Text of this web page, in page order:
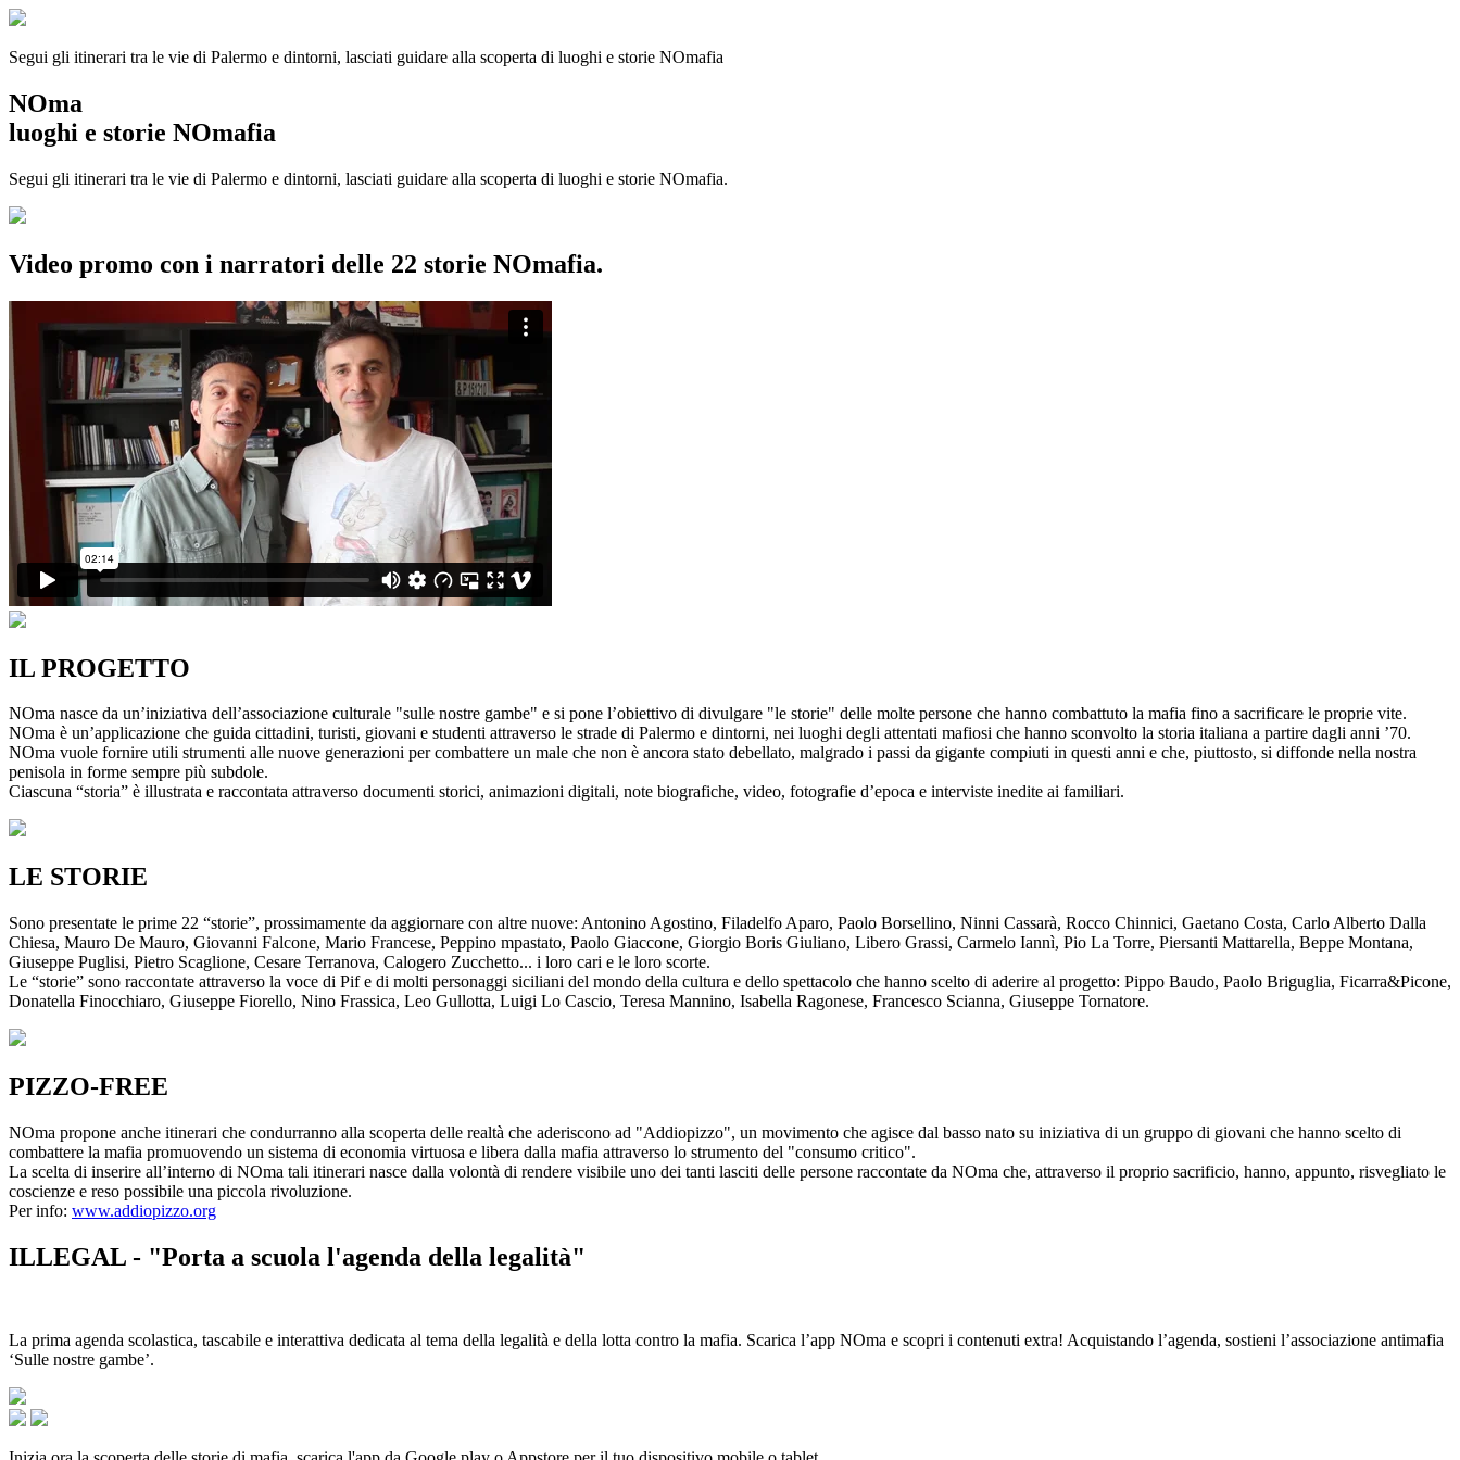
Segui gli itinerari tra le vie di Palermo e dintorni, lasciati guidare alla scoperta di luoghi e storie NOmafia
NOma
luoghi e storie NOmafia
Segui gli itinerari tra le vie di Palermo e dintorni, lasciati guidare alla scoperta di luoghi e storie NOmafia.
Video promo con i narratori delle 22 storie NOmafia.
IL PROGETTO
NOma nasce da un’iniziativa dell’associazione culturale "sulle nostre gambe" e si pone l’obiettivo di divulgare "le storie" delle molte persone che hanno combattuto la mafia fino a sacrificare le proprie vite.
NOma è un’applicazione che guida cittadini, turisti, giovani e studenti attraverso le strade di Palermo e dintorni, nei luoghi degli attentati mafiosi che hanno sconvolto la storia italiana a partire dagli anni ’70.
NOma vuole fornire utili strumenti alle nuove generazioni per combattere un male che non è ancora stato debellato, malgrado i passi da gigante compiuti in questi anni e che, piuttosto, si diffonde nella nostra
penisola in forme sempre più subdole.
Ciascuna “storia” è illustrata e raccontata attraverso documenti storici, animazioni digitali, note biografiche, video, fotografie d’epoca e interviste inedite ai familiari.
LE STORIE
Sono presentate le prime 22 “storie”, prossimamente da aggiornare con altre nuove: Antonino Agostino, Filadelfo Aparo, Paolo Borsellino, Ninni Cassarà, Rocco Chinnici, Gaetano Costa, Carlo Alberto Dalla
Chiesa, Mauro De Mauro, Giovanni Falcone, Mario Francese, Peppino mpastato, Paolo Giaccone, Giorgio Boris Giuliano, Libero Grassi, Carmelo Iannì, Pio La Torre, Piersanti Mattarella, Beppe Montana,
Giuseppe Puglisi, Pietro Scaglione, Cesare Terranova, Calogero Zucchetto... i loro cari e le loro scorte.
Le “storie” sono raccontate attraverso la voce di Pif e di molti personaggi siciliani del mondo della cultura e dello spettacolo che hanno scelto di aderire al progetto: Pippo Baudo, Paolo Briguglia, Ficarra&Picone,
Donatella Finocchiaro, Giuseppe Fiorello, Nino Frassica, Leo Gullotta, Luigi Lo Cascio, Teresa Mannino, Isabella Ragonese, Francesco Scianna, Giuseppe Tornatore.
PIZZO-FREE
NOma propone anche itinerari che condurranno alla scoperta delle realtà che aderiscono ad "Addiopizzo", un movimento che agisce dal basso nato su iniziativa di un gruppo di giovani che hanno scelto di
combattere la mafia promuovendo un sistema di economia virtuosa e libera dalla mafia attraverso lo strumento del "consumo critico".
La scelta di inserire all’interno di NOma tali itinerari nasce dalla volontà di rendere visibile uno dei tanti lasciti delle persone raccontate da NOma che, attraverso il proprio sacrificio, hanno, appunto, risvegliato le
coscienze e reso possibile una piccola rivoluzione.
Per info: www.addiopizzo.org
ILLEGAL - "Porta a scuola l'agenda della legalità"
La prima agenda scolastica, tascabile e interattiva dedicata al tema della legalità e della lotta contro la mafia. Scarica l’app NOma e scopri i contenuti extra! Acquistando l’agenda, sostieni l’associazione antimafia
‘Sulle nostre gambe’.